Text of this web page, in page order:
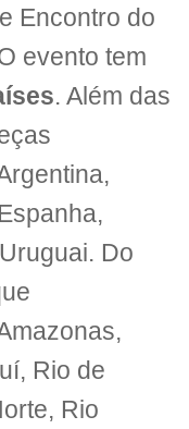
Encontro do
evento tem
. Além das
Do
Rio de
Rio